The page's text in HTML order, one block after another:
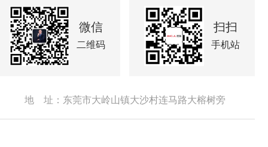
微信
二维码
扫扫
手机站
地 址：东莞市大岭山镇大沙村连马路大榕树旁